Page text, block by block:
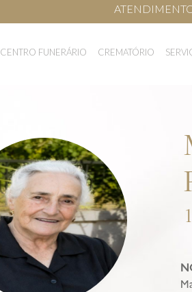
CENTRO FUNERÁRIO CREMATÓRIO